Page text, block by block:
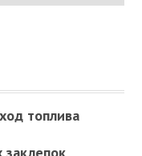
топлива
заклепок